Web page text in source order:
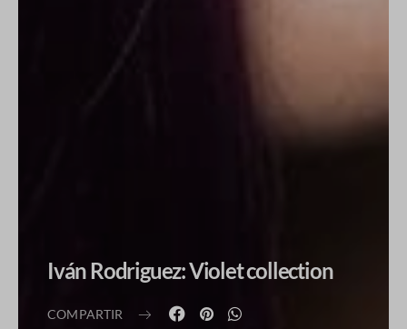
Iván Rodriguez: Violet collection
COMPARTIR